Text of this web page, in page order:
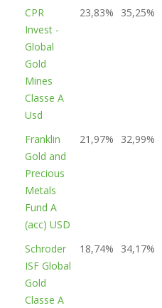
CPR
Invest -
Global
Gold
Mines
Classe A
Usd
23,83% 35,25%
Franklin
Gold and
Precious
Metals
Fund A
(acc) USD
21,97% 32,99%
Schroder
ISF Global
Gold
Classe A
18,74% 34,17%